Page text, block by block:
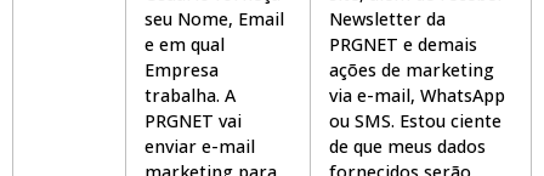
seu Nome, Email
e em qual
Empresa
trabalha. A
PRGNET vai
enviar e-mail
Newsletter da
PRGNET e demais
ações de marketing
via e-mail, WhatsApp
ou SMS. Estou ciente
de que meus dados